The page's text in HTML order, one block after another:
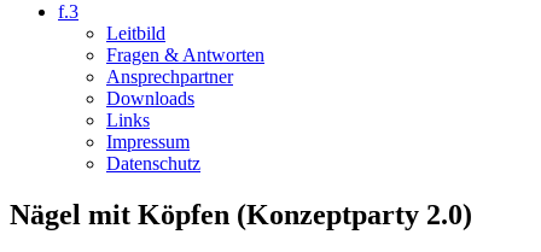
f.3
Leitbild
Fragen & Antworten
Ansprechpartner
Downloads
Links
Impressum
Datenschutz
Nägel mit Köpfen (Konzeptparty 2.0)